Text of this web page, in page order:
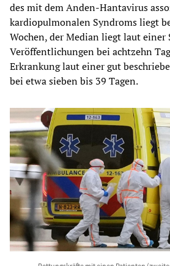
des mit dem Anden-Hantavirus
kardiopulmonalen Syndroms liegt
Wochen, der Median liegt laut einer
Veröffentlichungen bei achtzehn
Erkrankung laut einer gut
bei etwa sieben bis 39 Tagen.